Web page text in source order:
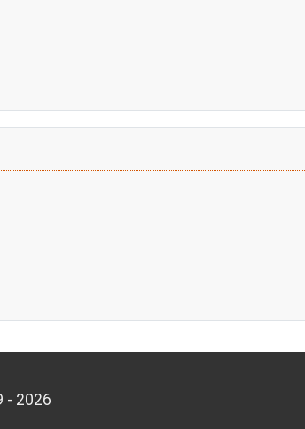
- 2026